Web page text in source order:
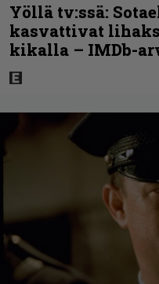
Yöllä tv:ssä:
kasvattivat
kikalla – IMDb-